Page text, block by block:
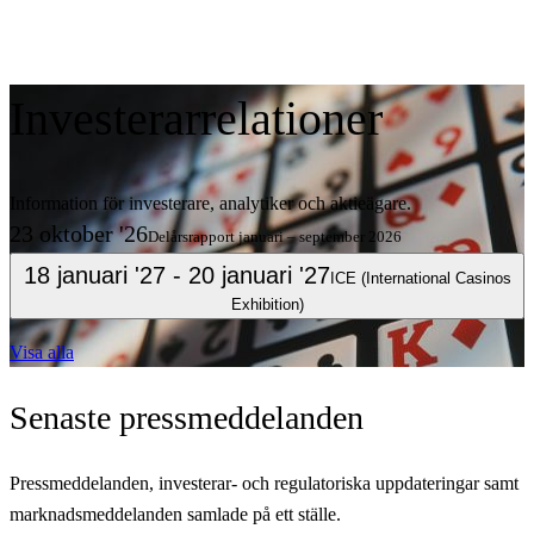
Investerarrelationer
Information för investerare, analytiker och aktieägare.
23 oktober '26Delårsrapport januari – september 2026
18 januari '27- 20 januari '27 ICE (International Casinos
Exhibition)
Visa alla
Senaste pressmeddelanden
Pressmeddelanden, investerar- och regulatoriska uppdateringar samt
marknadsmeddelanden samlade på ett ställe.